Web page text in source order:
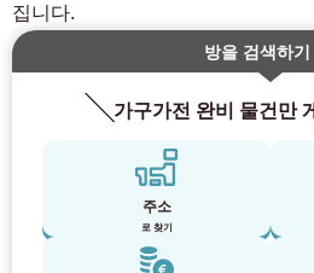
집니다.
방을 검색하기
가구가전 완비 물건만
주소
로 찾기